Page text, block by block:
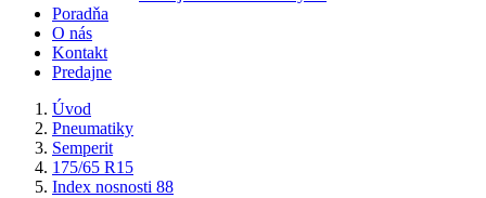
Poradňa
O nás
Kontakt
Predajne
Úvod
Pneumatiky
Semperit
175/65 R15
Index nosnosti 88